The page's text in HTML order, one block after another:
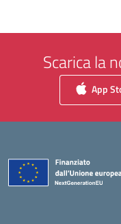
Scarica la
App